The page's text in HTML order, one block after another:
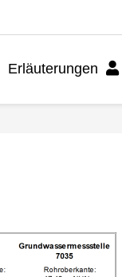
Erläuterungen